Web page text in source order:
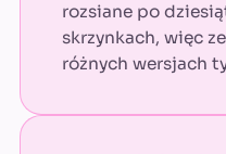
rozsiane po
skrzynkach, więc
różnych wersjach